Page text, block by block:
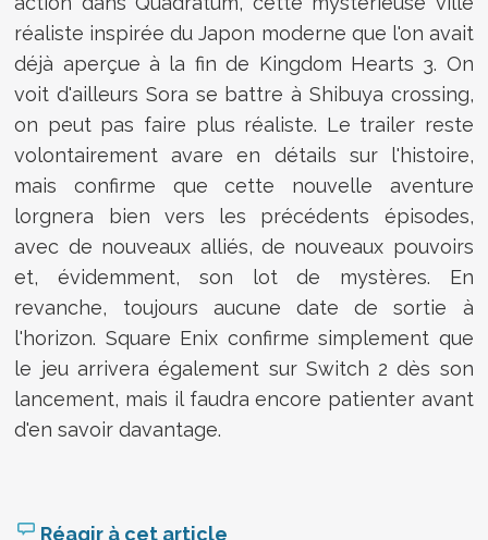
réaliste inspirée du Japon moderne que l'on avait
déjà aperçue à la fin de Kingdom Hearts 3. On
voit d'ailleurs Sora se battre à Shibuya crossing,
on peut pas faire plus réaliste. Le trailer reste
volontairement avare en détails sur l'histoire,
mais confirme que cette nouvelle aventure
lorgnera bien vers les précédents épisodes,
avec de nouveaux alliés, de nouveaux pouvoirs
et, évidemment, son lot de mystères. En
revanche, toujours aucune date de sortie à
l'horizon. Square Enix confirme simplement que
le jeu arrivera également sur Switch 2 dès son
lancement, mais il faudra encore patienter avant
d'en savoir davantage.
Réagir à cet article